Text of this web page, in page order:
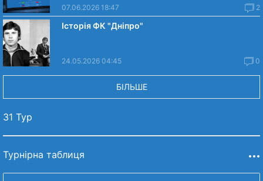
07.06.2026 18:47 2
Історія ФК "Дніпро"
24.05.2026 04:45 0
БІЛЬШЕ
31 Тур
Турнірна таблиця